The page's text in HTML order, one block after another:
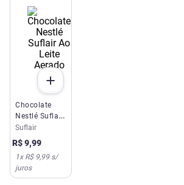
Chocolate
Nestlé Suflair
Ao Leite
Aerado 50g
Suflair
R$9,99
1x R$ 9,99s/
juros